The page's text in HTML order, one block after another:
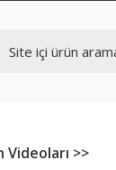
Videoları >>